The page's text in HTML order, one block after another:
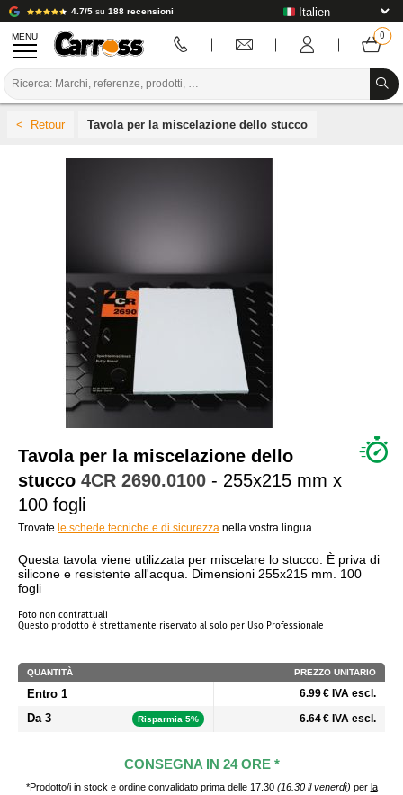
4.7/5 su 188 recensioni
MENU
STRUMENTI PER LA CARROZZERIA
ATTREZZATURE PER CARROZZERIA
INSTALLAZIONE IN LABORATORIO
TUTORIAL E CONSIGLI
CHI SIAMO?
Tavola per la miscelazione dello stucco
Tavola per la miscelazione dello
stucco 4CR 2690.0100 - 255x215 mm x
100 fogli
Trovate le schede tecniche e di sicurezza nella vostra lingua.
Questa tavola viene utilizzata per miscelare lo stucco. È priva di
silicone e resistente all'acqua. Dimensioni 255x215 mm. 100
fogli
Foto non contrattuali
Questo prodotto è strettamente riservato al solo per Uso Professionale
QUANTITÀ PREZZO UNITARIO
Entro 1 6.99 € IVA escl.
Da 3 Risparmia 5% 6.64 € IVA escl.
CONSEGNA IN 24 ORE *
*Prodotto/i in stock e ordine convalidato prima delle 17.30 (16.30 il venerdì) per la